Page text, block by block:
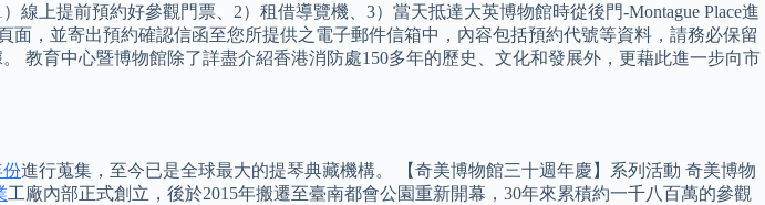
上提前預約好參觀門票、2）租借導覽機、3）當天抵達大英博物館時從後門-Montague Place進
，並寄出預約確認信函至您所提供之電子郵件信箱中，內容包括預約代號等資料，請務必保留
教育中心暨博物館除了詳盡介紹香港消防處150多年的歷史、文化和發展外，更藉此進一步向市
份進行蒐集，至今已是全球最大的提琴典藏機構。 【奇美博物館三十週年慶】系列活動 奇美博物
工廠內部正式創立，後於2015年搬遷至臺南都會公園重新開幕，30年來累積約一千八百萬的參觀